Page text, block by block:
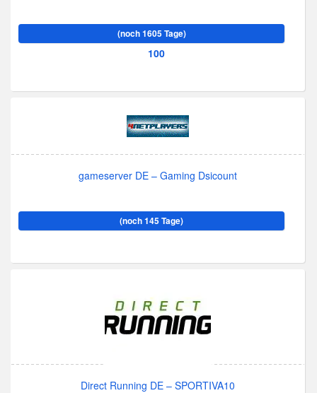
(noch 1605 Tage)
100
gameserver DE – Gaming Dsicount
(noch 145 Tage)
Direct Running DE – SPORTIVA10